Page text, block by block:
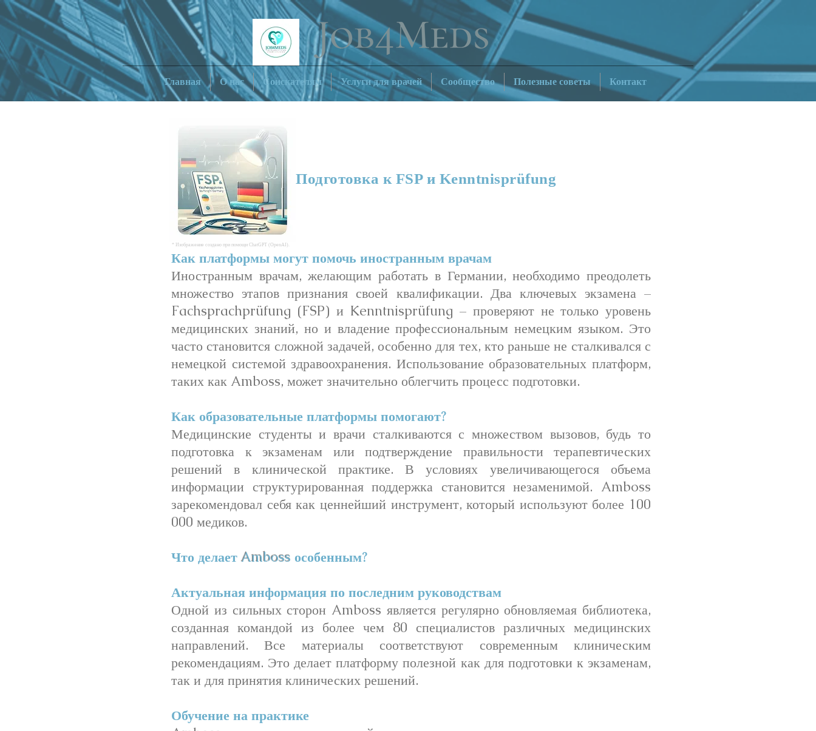
Главная О нас Соискателям Услуги для врачей Сообщество Полезные советы Контакт
Подготовка к FSP и Kenntnisprüfung
* Изображение создано при помощи ChatGPT (OpenAI).
Как платформы могут помочь иностранным врачам
Иностранным врачам, желающим работать в Германии, необходимо преодолеть
множество этапов признания своей квалификации. Два ключевых экзамена –
Fachsprachprüfung (FSP) и Kenntnisprüfung – проверяют не только уровень
медицинских знаний, но и владение профессиональным немецким языком. Это
часто становится сложной задачей, особенно для тех, кто раньше не сталкивался с
немецкой системой здравоохранения. Использование образовательных платформ,
таких как Amboss, может значительно облегчить процесс подготовки.
Как образовательные платформы помогают?
Медицинские студенты и врачи сталкиваются с множеством вызовов, будь то
подготовка к экзаменам или подтверждение правильности терапевтических
решений в клинической практике. В условиях увеличивающегося объема
информации структурированная поддержка становится незаменимой. Amboss
зарекомендовал себя как ценнейший инструмент, который используют более 100
000 медиков.
Что делаетAmboss особенным?
Актуальная информация по последним руководствам
Одной из сильных сторон Amboss является регулярно обновляемая библиотека,
созданная командой из более чем 80 специалистов различных медицинских
направлений. Все материалы соответствуют современным клиническим
рекомендациям. Это делает платформу полезной как для подготовки к экзаменам,
так и для принятия клинических решений.
Обучение на практике